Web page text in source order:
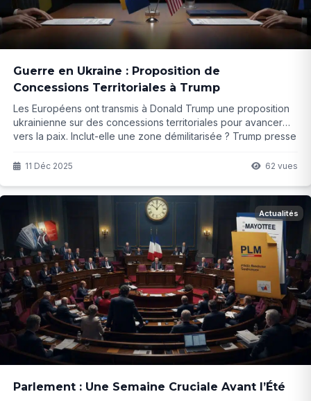
Guerre en Ukraine : Proposition de
Concessions Territoriales à Trump
Les Européens ont transmis à Donald Trump une proposition
ukrainienne sur des concessions territoriales pour avancer
vers la paix. Inclut-elle une zone démilitarisée ? Trump presse
? Les détails qui pourraient tout changer...
11 Déc 2025 62 vues
Actualités
Parlement : Une Semaine Cruciale Avant l’Été